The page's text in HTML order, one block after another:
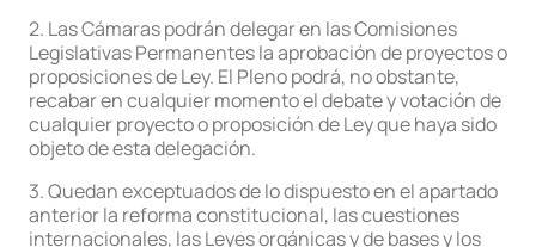
2. Las Cámaras podrán delegar en las Comisiones
Legislativas Permanentes la aprobación de proyectos o
proposiciones de Ley. El Pleno podrá, no obstante,
recabar en cualquier momento el debate y votación de
cualquier proyecto o proposición de Ley que haya sido
objeto de esta delegación.
3. Quedan exceptuados de lo dispuesto en el apartado
anterior la reforma constitucional, las cuestiones
internacionales, las Leyes orgánicas y de bases y los